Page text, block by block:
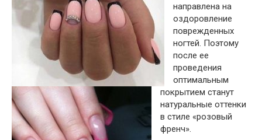
направлена на
оздоровление
поврежденных
ногтей. Поэтому
после ее
проведения
оптимальным
покрытием станут
натуральные оттенки
в стиле «розовый
френч».